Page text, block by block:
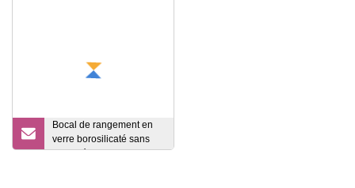
Bocal de rangement en
verre borosilicaté sans
plomb écologique avec